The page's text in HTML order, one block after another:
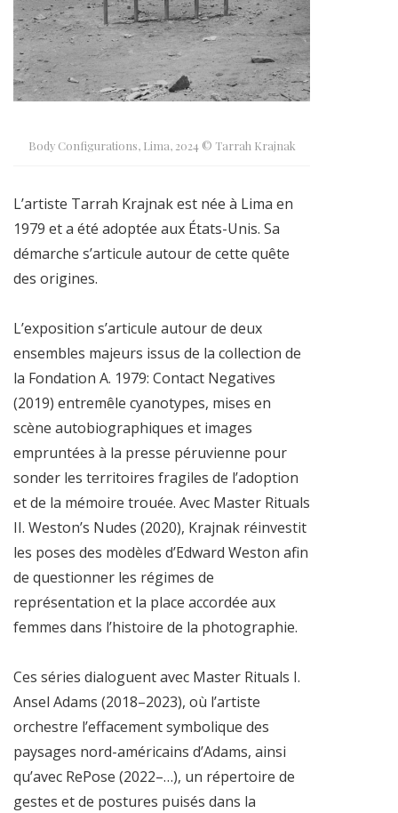
Body Configurations, Lima, 2024 © Tarrah Krajnak
L’artiste Tarrah Krajnak est née à Lima en
1979 et a été adoptée aux États-Unis. Sa
démarche s’articule autour de cette quête
des origines.
L’exposition s’articule autour de deux
ensembles majeurs issus de la collection de
la Fondation A. 1979: Contact Negatives
(2019) entremêle cyanotypes, mises en
scène autobiographiques et images
empruntées à la presse péruvienne pour
sonder les territoires fragiles de l’adoption
et de la mémoire trouée. Avec Master Rituals
II. Weston’s Nudes (2020), Krajnak réinvestit
les poses des modèles d’Edward Weston afin
de questionner les régimes de
représentation et la place accordée aux
femmes dans l’histoire de la photographie.
Ces séries dialoguent avec Master Rituals I.
Ansel Adams (2018–2023), où l’artiste
orchestre l’effacement symbolique des
paysages nord-américains d’Adams, ainsi
qu’avec RePose (2022–…), un répertoire de
gestes et de postures puisés dans la